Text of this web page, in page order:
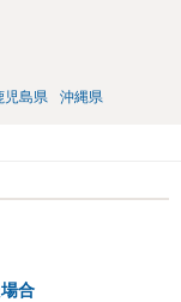
児島県 沖縄県
合